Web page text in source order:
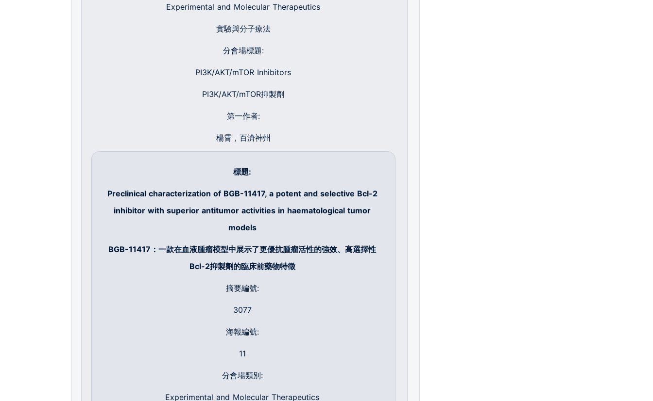
Experimental and Molecular Therapeutics
實驗與分子療法
分會場標題:
PI3K/AKT/mTOR Inhibitors
PI3K/AKT/mTOR抑製劑
第一作者:
楊霄，百濟神州
標題:
Preclinical characterization of BGB-11417, a potent and selective Bcl-2
inhibitor with superior antitumor activities in haematological tumor
models
BGB-11417 ：一款在血液腫瘤模型中展示了更優抗腫瘤活性的強效、高選擇性
Bcl-2抑製劑的臨床前藥物特徵
摘要編號:
3077
海報編號:
11
分會場類別:
Experimental and Molecular Therapeutics